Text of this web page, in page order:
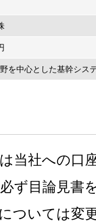
を中心とした基幹シス
当社への口
ず目論見書
ついては変